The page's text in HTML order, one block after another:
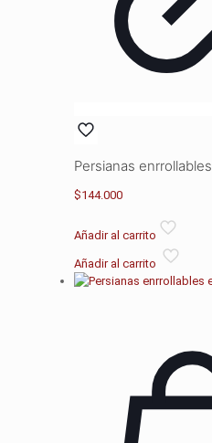
Persianas enrrollables
$144.000
Añadir al carrito
Añadir al carrito